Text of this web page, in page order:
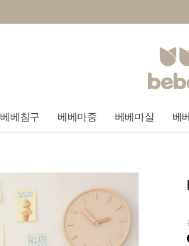
베베침구 베베마중 베베마실 베